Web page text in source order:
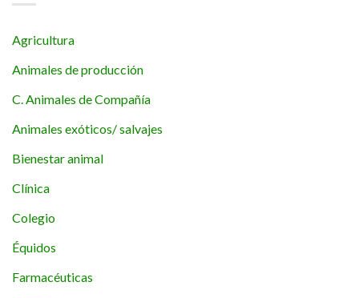
Agricultura
Animales de producción
C. Animales de Compañía
Animales exóticos/ salvajes
Bienestar animal
Clínica
Colegio
Équidos
Farmacéuticas